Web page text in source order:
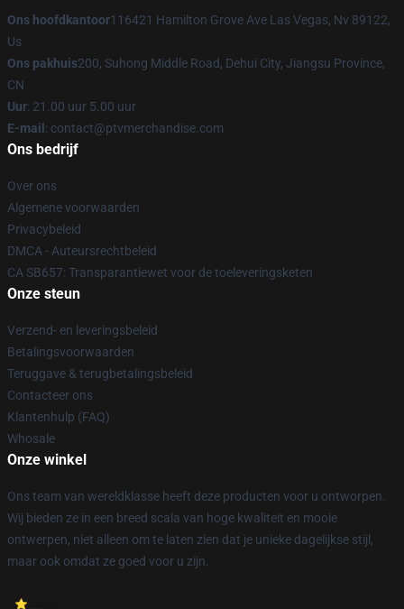
Ons hoofdkantoor116421 Hamilton Grove Ave Las Vegas, Nv 89122,
Us
Ons pakhuis200, Suhong Middle Road, Dehui City, Jiangsu Province,
CN
Uur: 21.00 uur 5.00 uur
E-mail : contact@ptvmerchandise.com
Ons bedrijf
Over ons
Algemene voorwaarden
Privacybeleid
DMCA - Auteursrechtbeleid
CA SB657: Transparantiewet voor de toeleveringsketen
Onze steun
Verzend- en leveringsbeleid
Betalingsvoorwaarden
Teruggave & terugbetalingsbeleid
Contacteer ons
Klantenhulp (FAQ)
Whosale
Onze winkel
Ons team van wereldklasse heeft deze producten voor u ontworpen.
Wij bieden ze in een breed scala van hoge kwaliteit en mooie
ontwerpen, niet alleen om te laten zien dat je unieke dagelijkse stijl,
maar ook omdat ze goed voor u zijn.